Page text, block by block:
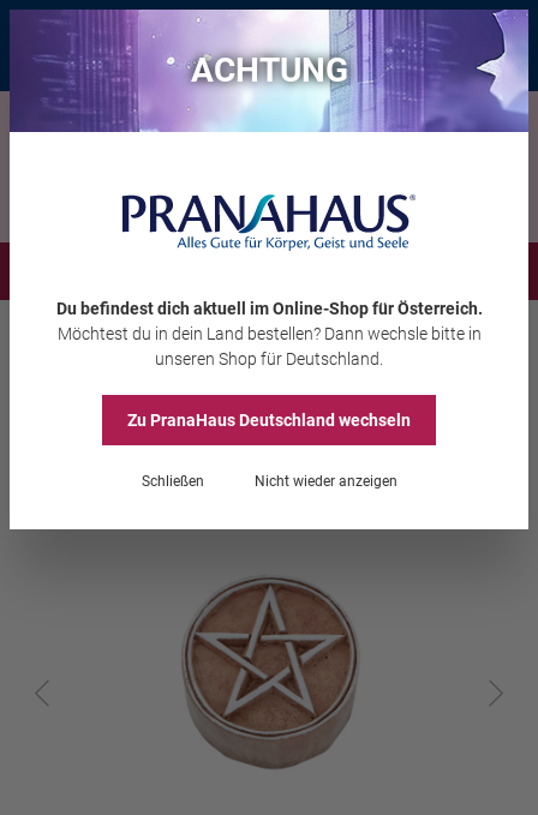
Bis zu 20 € Rabatt* mit dem Vorteils-Codeeintauchen , gültig bis
11.08.2026
Wohnambiente Dekoration
Holzstempel
„Pentagramm“
ACHTUNG
Du befindest dich aktuell im Online-Shopfür Österreich.
Möchtest du in dein Land bestellen? Dann wechsle bitte in
unseren Shop für Deutschland
Zu PranaHausDeutschland wechseln
Schließen Nicht wieder anzeigen